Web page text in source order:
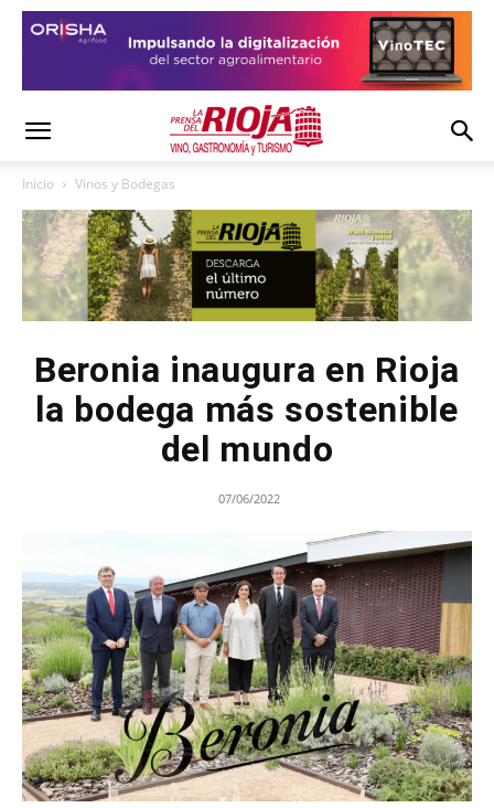
Inicio Vinos y Bodegas
Beronia inaugura en Rioja
la bodega más sostenible
del mundo
07/06/2022